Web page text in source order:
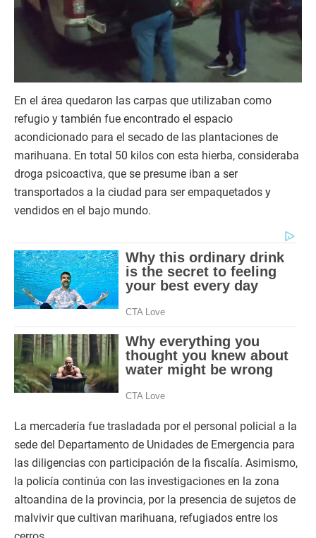
En el área quedaron las carpas que utilizaban como
refugio y también fue encontrado el espacio
acondicionado para el secado de las plantaciones de
marihuana. En total 50 kilos con esta hierba, consideraba
droga psicoactiva, que se presume iban a ser
transportados a la ciudad para ser empaquetados y
vendidos en el bajo mundo.
La mercadería fue trasladada por el personal policial a la
sede del Departamento de Unidades de Emergencia para
las diligencias con participación de la fiscalía. Asimismo,
la policía continúa con las investigaciones en la zona
altoandina de la provincia, por la presencia de sujetos de
malvivir que cultivan marihuana, refugiados entre los